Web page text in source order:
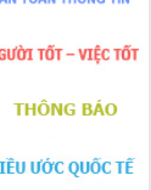
bộ